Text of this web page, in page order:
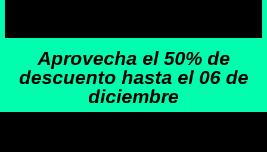
Aprovecha el 50% de
descuento hasta el 06 de
diciembre